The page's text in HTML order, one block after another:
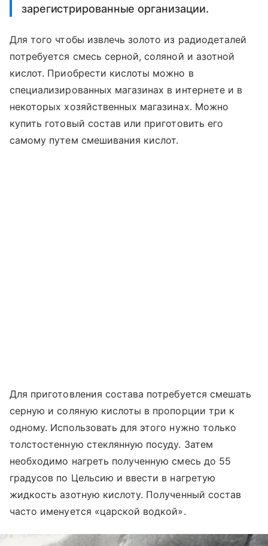
зарегистрированные организации.
Для того чтобы извлечь золото из радиодеталей
потребуется смесь серной, соляной и азотной
кислот. Приобрести кислоты можно в
специализированных магазинах в интернете и в
некоторых хозяйственных магазинах. Можно
купить готовый состав или приготовить его
самому путем смешивания кислот.
Для приготовления состава потребуется смешать
серную и соляную кислоты в пропорции три к
одному. Использовать для этого нужно только
толстостенную стеклянную посуду. Затем
необходимо нагреть полученную смесь до 55
градусов по Цельсию и ввести в нагретую
жидкость азотную кислоту. Полученный состав
часто именуется «царской водкой».